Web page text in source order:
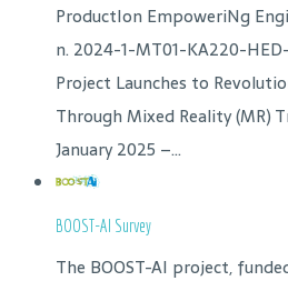
ProductIon EmpoweriNg
n. 2024-1-MT01-KA220-
Project Launches to
Through Mixed Reality
January 2025 –...
BOOST-AI Survey
The BOOST-AI project,